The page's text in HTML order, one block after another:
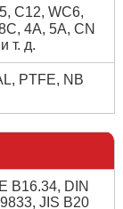
C12, WC6,
4A, 5A, CN
т. д.
PTFE, NB
B16.34, DIN
JIS B20